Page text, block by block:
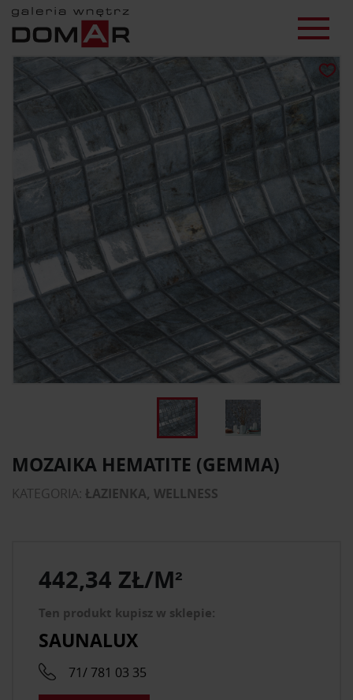
MOZAIKA HEMATITE (GEMMA)
KATEGORIA: ŁAZIENKA, WELLNESS
442,34 ZŁ/M²
Ten produkt kupisz w sklepie:
SAUNALUX
71/ 781 03 35